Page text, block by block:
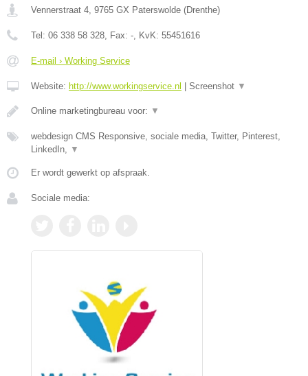
Vennerstraat 4 9765 GX Paterswolde (Drenthe)
Tel: 06 338 58 328 , Fax: - , KvK: 55451616
E-mail › Working Service
Website: http://www.workingservice.nl Screenshot ▼
Online marketingbureau voor: ▼
webdesign CMS Responsive, sociale media, Twitter, Pinterest,
LinkedIn,
▼
Er wordt gewerkt op afspraak.
Sociale media: